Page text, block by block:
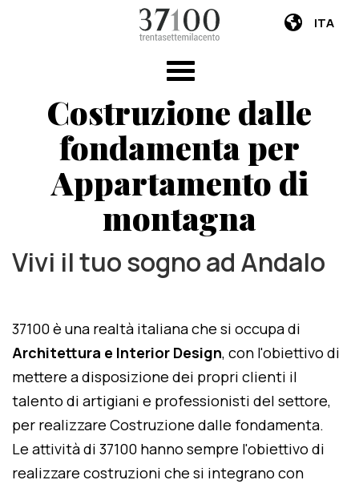
ITA
Costruzione dalle
fondamenta per
Appartamento di
montagna
Vivi il tuo sogno ad Andalo
37100 è una realtà italiana che si occupa di
Architettura e Interior Design, con l'obiettivo di
mettere a disposizione dei propri clienti il
talento di artigiani e professionisti del settore,
per realizzare Costruzione dalle fondamenta.
Le attività di 37100 hanno sempre l'obiettivo di
realizzare costruzioni che si integrano con